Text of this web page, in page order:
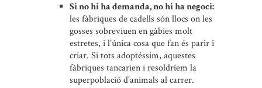
Si no hi ha demanda, no hi ha negoci:
les fàbriques de cadells són llocs on les
gosses sobreviuen en gàbies molt
estretes, i l’única cosa que fan és parir i
criar. Si tots adoptéssim, aquestes
fàbriques tancarien i resoldríem la
superpoblació d’animals al carrer.